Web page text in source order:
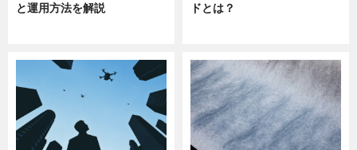
と運用方法を解説
ドとは？